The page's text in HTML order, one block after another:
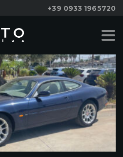
+39 0933 1965720